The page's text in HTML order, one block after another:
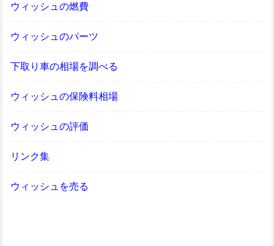
ウィッシュの燃費
ウィッシュのパーツ
下取り車の相場を調べる
ウィッシュの保険料相場
ウィッシュの評価
リンク集
ウィッシュを売る